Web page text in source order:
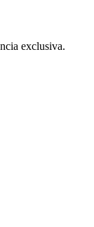
exclusiva.